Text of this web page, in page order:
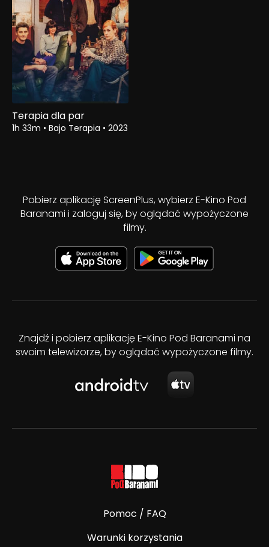
Terapia dla par
1h 33m • Bajo Terapia • 2023
Pobierz aplikację ScreenPlus, wybierz E-Kino Pod
Baranami i zaloguj się, by oglądać wypożyczone
filmy.
Znajdź i pobierz aplikację E-Kino Pod Baranami na
swoim telewizorze, by oglądać wypożyczone filmy.
Pomoc / FAQ
Warunki korzystania